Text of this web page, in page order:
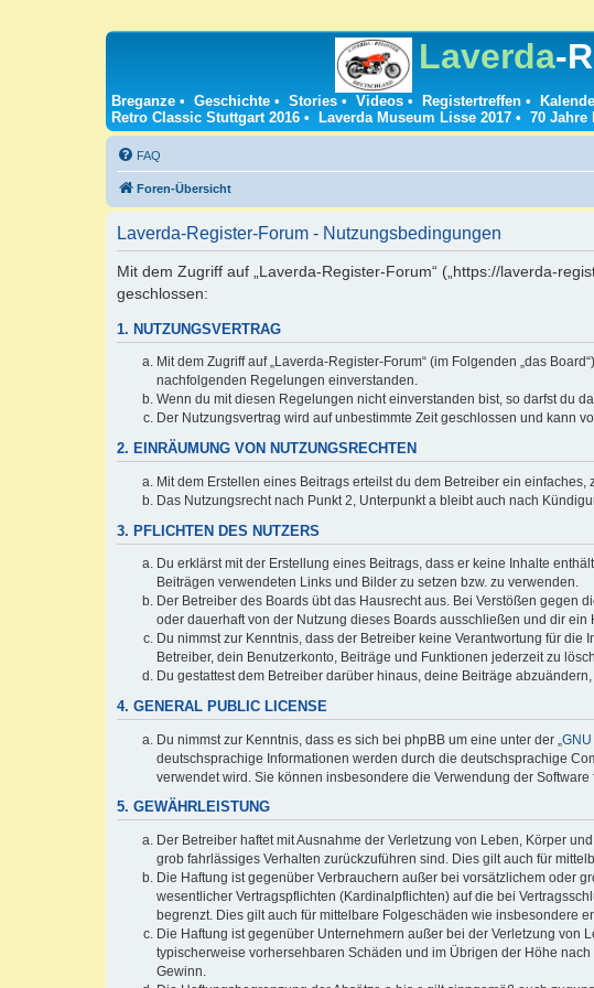
Laverda-
Breganze • Geschichte • Stories • Videos • Registertreffen •
Retro Classic Stuttgart 2016 • Laverda Museum Lisse 2017 • 70 Jahre
FAQ
Foren-Übersicht
Laverda-Register-Forum - Nutzungsbedingungen
Mit dem Zugriff auf „Laverda-Register-Forum“ („https://laverda-
geschlossen:
1. NUTZUNGSVERTRAG
Mit dem Zugriff auf „Laverda-Register-Forum“ (im Folgenden „das
nachfolgenden Regelungen einverstanden.
Wenn du mit diesen Regelungen nicht einverstanden bist, so darfst du
Der Nutzungsvertrag wird auf unbestimmte Zeit geschlossen und kann
2. EINRÄUMUNG VON NUTZUNGSRECHTEN
Mit dem Erstellen eines Beitrags erteilst du dem Betreiber ein
Das Nutzungsrecht nach Punkt 2, Unterpunkt a bleibt auch nach
3. PFLICHTEN DES NUTZERS
Du erklärst mit der Erstellung eines Beitrags, dass er keine Inhalte
Beiträgen verwendeten Links und Bilder zu setzen bzw. zu verwenden.
Der Betreiber des Boards übt das Hausrecht aus. Bei Verstößen
oder dauerhaft von der Nutzung dieses Boards ausschließen und dir ein
Du nimmst zur Kenntnis, dass der Betreiber keine Verantwortung für
Betreiber, dein Benutzerkonto, Beiträge und Funktionen jederzeit zu
Du gestattest dem Betreiber darüber hinaus, deine Beiträge
4. GENERAL PUBLIC LICENSE
Du nimmst zur Kenntnis, dass es sich bei phpBB um eine unter der „
deutschsprachige Informationen werden durch die deutschsprachige
verwendet wird. Sie können insbesondere die Verwendung der
5. GEWÄHRLEISTUNG
Der Betreiber haftet mit Ausnahme der Verletzung von Leben, Körper
grob fahrlässiges Verhalten zurückzuführen sind. Dies gilt auch für
Die Haftung ist gegenüber Verbrauchern außer bei vorsätzlichem oder
wesentlicher Vertragspflichten (Kardinalpflichten) auf die bei
begrenzt. Dies gilt auch für mittelbare Folgeschäden wie insbesondere
Die Haftung ist gegenüber Unternehmern außer bei der Verletzung von
typischerweise vorhersehbaren Schäden und im Übrigen der Höhe
Gewinn.